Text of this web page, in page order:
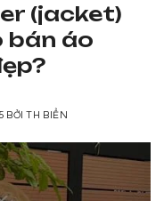
(jacket)
bán áo
BỞITH BIỂN